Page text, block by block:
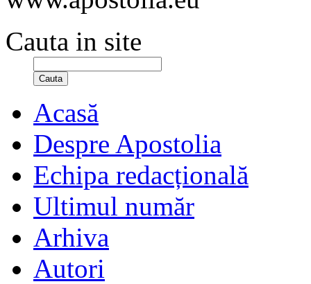
Cauta in site
Cauta
Acasă
Despre Apostolia
Echipa redacțională
Ultimul număr
Arhiva
Autori